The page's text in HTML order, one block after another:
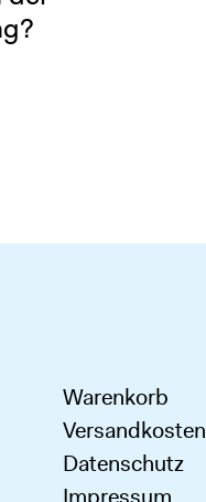
Warenkorb
Versandkosten
Datenschutz